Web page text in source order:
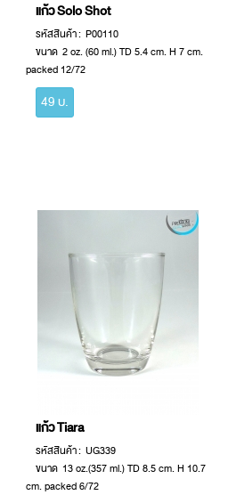
แก้ว Solo Shot
รหัสสินค้า : P00110
ขนาด 2 oz. (60 ml.) TD 5.4 cm. H 7 cm.
packed 12/72
49 บ.
แก้ว Tiara
รหัสสินค้า : UG339
ขนาด 13 oz.(357 ml.) TD 8.5 cm. H 10.7
cm. packed 6/72